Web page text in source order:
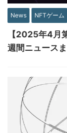
News NFTゲーム
【2025年4月
週間ニュース